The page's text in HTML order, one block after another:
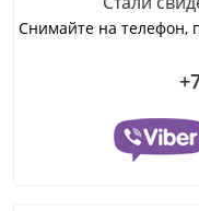
Снимайте на телефон,